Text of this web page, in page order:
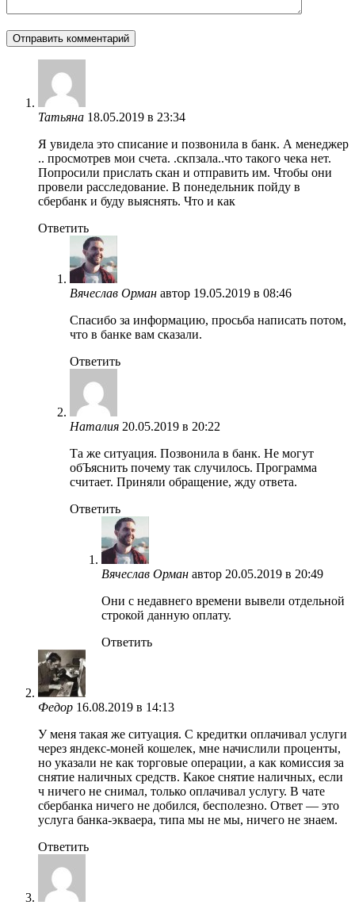
Татьяна 18.05.2019 в 23:34
Я увидела это списание и позвонила в банк. А менеджер
.. просмотрев мои счета. .скпзала..что такого чека нет.
Попросили прислать скан и отправить им. Чтобы они
провели расследование. В понедельник пойду в
сбербанк и буду выяснять. Что и как
Ответить
Вячеслав Орман автор 19.05.2019 в 08:46
Спасибо за информацию, просьба написать потом,
что в банке вам сказали.
Ответить
Наталия 20.05.2019 в 20:22
Та же ситуация. Позвонила в банк. Не могут
обЪяснить почему так случилось. Программа
считает. Приняли обращение, жду ответа.
Ответить
Вячеслав Орман автор 20.05.2019 в 20:49
Они с недавнего времени вывели отдельной
строкой данную оплату.
Ответить
Федор 16.08.2019 в 14:13
У меня такая же ситуация. С кредитки оплачивал услуги
через яндекс-моней кошелек, мне начислили проценты,
но указали не как торговые операции, а как комиссия за
снятие наличных средств. Какое снятие наличных, если
ч ничего не снимал, только оплачивал услугу. В чате
сбербанка ничего не добился, бесполезно. Ответ — это
услуга банка-экваера, типа мы не мы, ничего не знаем.
Ответить